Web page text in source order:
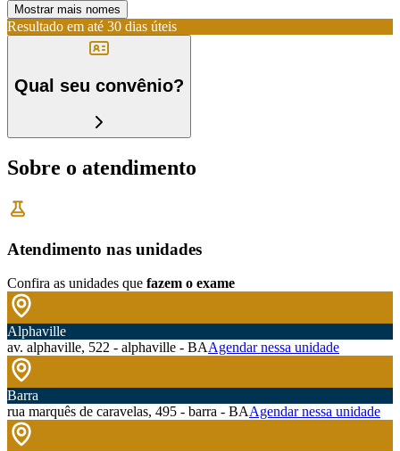
Mostrar mais nomes
Resultado em até 30 dias úteis
Qual seu convênio?
Sobre o atendimento
Atendimento nas unidades
Confira as unidades que fazem o exame
Alphaville
av. alphaville, 522 - alphaville - BAAgendar nessa unidade
Barra
rua marquês de caravelas, 495 - barra - BAAgendar nessa unidade